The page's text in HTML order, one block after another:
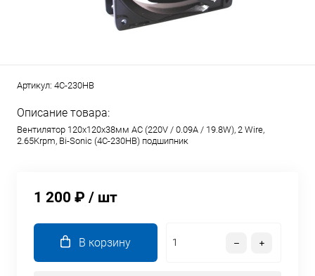
Артикул: 4C-230HB
Описание товара:
Вентилятор 120x120x38мм AC (220V / 0.09A / 19.8W), 2 Wire,
2.65Krpm, Bi-Sonic (4C-230HB) подшипник
1 200 ₽ / шт
В корзину